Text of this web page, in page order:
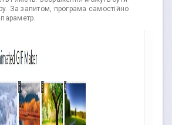
За запитом, програма самостійно